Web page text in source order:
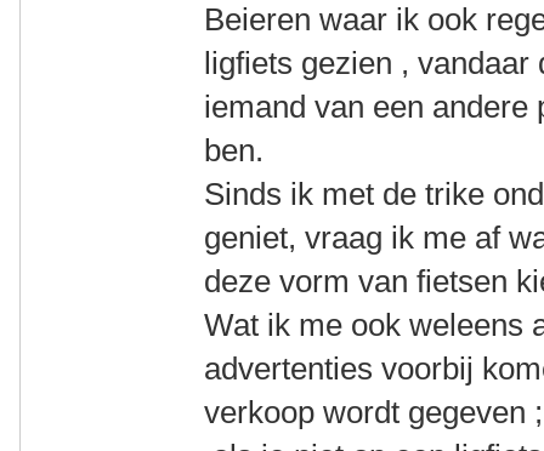
Beieren waar ik ook
ligfiets gezien ,
iemand van een andere
ben.
Sinds ik met de trike
geniet, vraag ik me af
deze vorm van fietsen
Wat ik me ook weleens
advertenties voorbij
verkoop wordt gegeven